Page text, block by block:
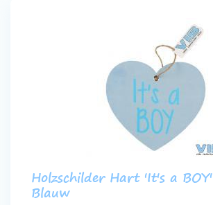
Holzschilder Hart 'It's a BOY'
Blauw